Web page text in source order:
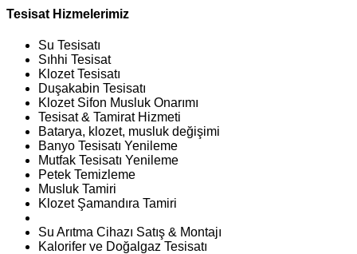
Tesisat Hizmelerimiz
Su Tesisatı
Sıhhi Tesisat
Klozet Tesisatı
Duşakabin Tesisatı
Klozet Sifon Musluk Onarımı
Tesisat & Tamirat Hizmeti
Batarya, klozet, musluk değişimi
Banyo Tesisatı Yenileme
Mutfak Tesisatı Yenileme
Petek Temizleme
Musluk Tamiri
Klozet Şamandıra Tamiri
Su Arıtma Cihazı Satış & Montajı
Kalorifer ve Doğalgaz Tesisatı